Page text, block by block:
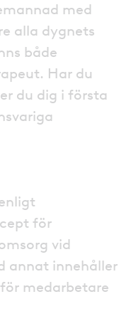
med
alla dygnets
både
Har du
du dig i första
för
vid
annat innehåller
medarbetare